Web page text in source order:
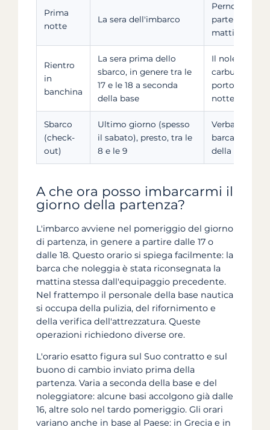
Prima
notte
La sera dell'imbarco
partenza in
mattina
Rientro
in
banchina
La sera prima dello
sbarco, in genere tra le
17 e le 18 a seconda
della base
Il
carburante
porto la sera
notte a bordo
Sbarco
(check-
out)
Ultimo giorno (spesso
il sabato), presto, tra le
8 e le 9
Verbale di
barca e
della
A che ora posso imbarcarmi il
giorno della partenza?
L'imbarco avviene nel pomeriggio del giorno
di partenza, in genere a partire dalle 17 o
dalle 18. Questo orario si spiega facilmente: la
barca che noleggia è stata riconsegnata la
mattina stessa dall'equipaggio precedente.
Nel frattempo il personale della base nautica
si occupa della pulizia, del rifornimento e
della verifica dell'attrezzatura. Queste
operazioni richiedono diverse ore.
L'orario esatto figura sul Suo contratto e sul
buono di cambio inviato prima della
partenza. Varia a seconda della base e del
noleggiatore: alcune basi accolgono già dalle
16, altre solo nel tardo pomeriggio. Gli orari
variano anche in base al Paese: in Grecia e in